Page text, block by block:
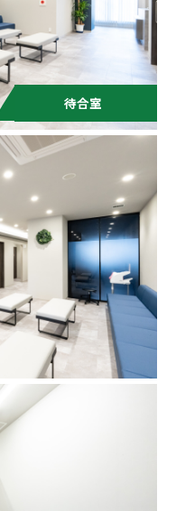
待合室